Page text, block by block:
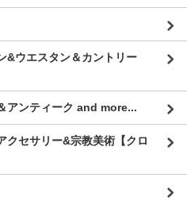
&ウエスタン＆カントリー
アンティーク and more...
クセサリー&宗教美術【クロ